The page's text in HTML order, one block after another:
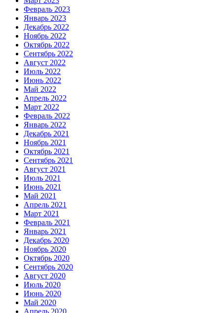
Февраль 2023
Январь 2023
Декабрь 2022
Ноябрь 2022
Октябрь 2022
Сентябрь 2022
Август 2022
Июль 2022
Июнь 2022
Май 2022
Апрель 2022
Март 2022
Февраль 2022
Январь 2022
Декабрь 2021
Ноябрь 2021
Октябрь 2021
Сентябрь 2021
Август 2021
Июль 2021
Июнь 2021
Май 2021
Апрель 2021
Март 2021
Февраль 2021
Январь 2021
Декабрь 2020
Ноябрь 2020
Октябрь 2020
Сентябрь 2020
Август 2020
Июль 2020
Июнь 2020
Май 2020
Апрель 2020